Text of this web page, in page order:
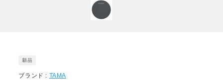
ブランド : TAMA